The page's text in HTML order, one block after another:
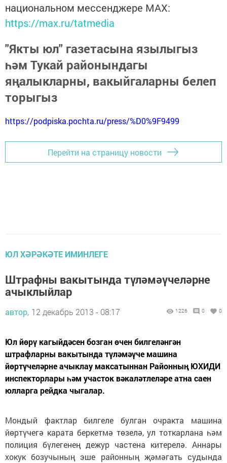
национальном мессенджере MАХ:
https://max.ru/tatmedia
"Якты юл" газетасына язылыгыз
һәм Тукай районындагы
яңалыкларны, вакыйгаларны белеп
торыгыз
https://podpiska.pochta.ru/press/%D0%9F9499
Перейти на страницу новости
ЮЛ ХӘРӘКӘТЕ ИМИНЛЕГЕ
Штрафны вакытында түләмәүчеләрне
ачыклыйлар
автор, 12 декабрь 2013 - 08:17 1226 0 0
Юл йөрү кагыйдәсен бозган өчен билгеләнгән
штрафларны вакытында түләмәүче машина
йөртүчеләрне ачыклау максатыннан Районның ЮХИДИ
инспекторлары һәм участок вәкаләтлеләре атна саен
юлларга рейдка чыгалар.
Мондый фактлар билгеле булган очракта машина
йөртүчегә карата беркетмә төзелә, ул тоткарлана һәм
полиция бүлегенең дежур частена китерелә. Аннары
хокук бозучының эше районның җәмәгать судында